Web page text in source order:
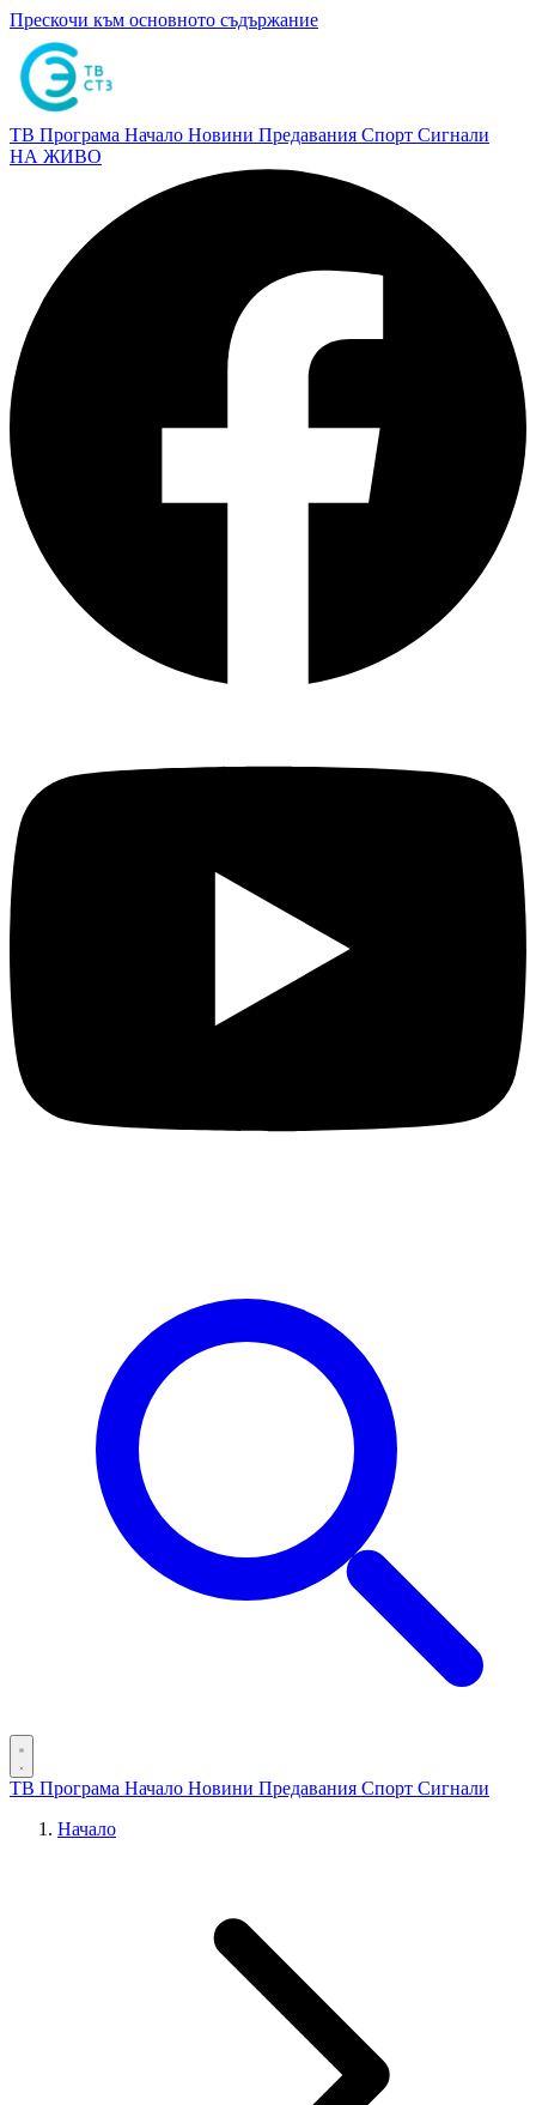
Прескочи към основното съдържание
ТВ Програма Начало Новини Предавания Спорт Сигнали
НА ЖИВО
ТВ Програма Начало Новини Предавания Спорт Сигнали
Начало